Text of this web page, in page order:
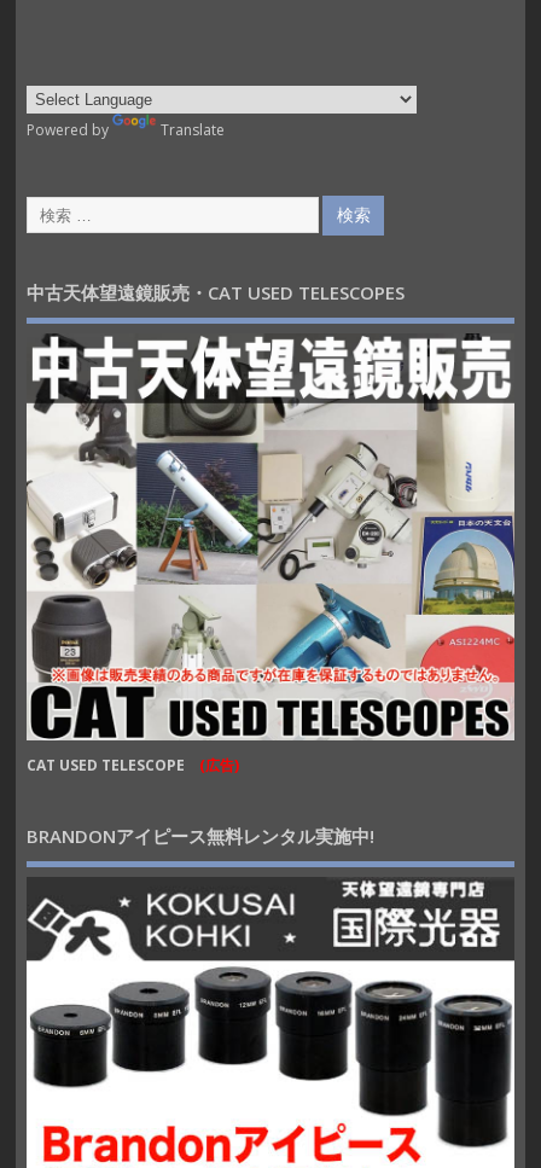
Powered by Translate
中古天体望遠鏡販売・CAT USED TELESCOPES
CAT USED TELESCOPE (広告)
BRANDONアイピース無料レンタル実施中!